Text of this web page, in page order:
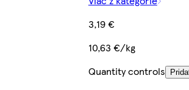
3,19 €
10,63 €/kg
Quantity controls